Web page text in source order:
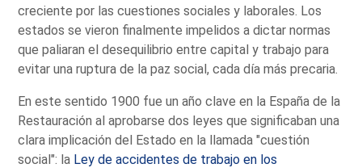
creciente por las cuestiones sociales y laborales. Los
estados se vieron finalmente impelidos a dictar normas
que paliaran el desequilibrio entre capital y trabajo para
evitar una ruptura de la paz social, cada día más precaria.
En este sentido 1900 fue un año clave en la España de la
Restauración al aprobarse dos leyes que significaban una
clara implicación del Estado en la llamada "cuestión
social": la Ley de accidentes de trabajo en los